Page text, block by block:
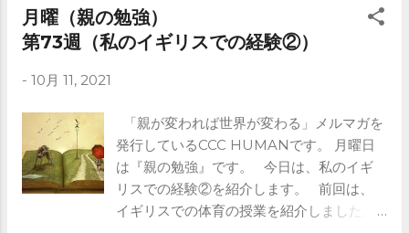
上いた時は、 楽しいですがもめごとも増え
ていきます。 あなたと、AさんBさんがい
た場合、 Aさんの話を聞いたとしましょ
だ、できればそこで 終わらないといいです
ね。 是非、Bさんの意見も聞くことの大切
さを、 子どもには理解してもらいましょ
う。 人が違えば見方が変わります。 一方
の意見からではなく、 他の人の意見も聞
月曜（親の勉強）
第73週（私のイギリスでの経験②）
- 10月 11, 2021
「親が変われば世界が変わる」メルマガを
発行しているCCC HUMANです。 月曜日
は『親の勉強』です。 今日は、私のイギ
リスでの経験②を紹介します。 前回は、
イギリスでの体育の授業を紹介しました。